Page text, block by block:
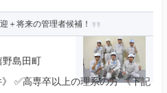
＋将来の管理者候補！
野島田町
✅高専卒以上の理系の方 《下記